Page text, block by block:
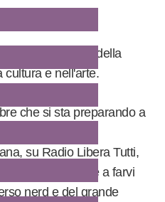
alla scoperta della
cultura e nell'arte.
che si sta preparando a
and Nerds’’!
su Radio Libera Tutti,
pronte a farvi
nerd e del grande